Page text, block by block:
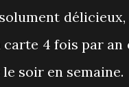
carte 4 fois par
soir en semaine.